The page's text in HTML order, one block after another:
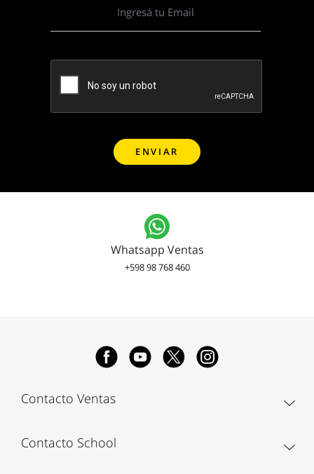
Whatsapp Ventas
+598 98 768 460
Contacto Ventas
Contacto School